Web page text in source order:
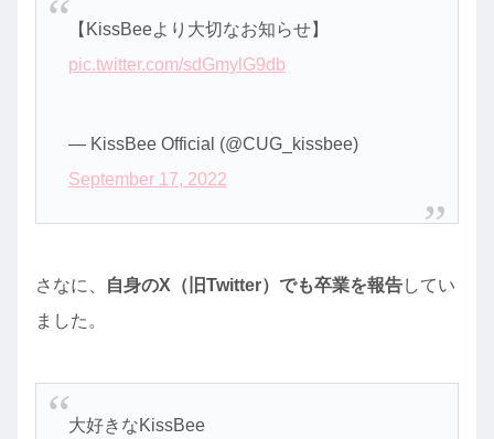
【KissBeeより大切なお知らせ】
pic.twitter.com/sdGmylG9db
— KissBee Official (@CUG_kissbee)
September 17, 2022
さなに、 自身のX（旧Twitter）でも卒業を報告してい
ました。
大好きなKissBee